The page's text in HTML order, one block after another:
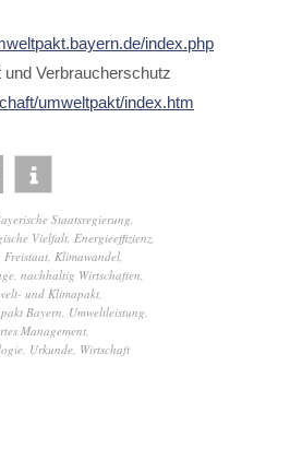
index.php
Verbraucherschutz
umweltpakt/index.htm
Staatsregierung
Vielfalt Energieeffizienz
Freistaat Klimawandel
nachhaltig Wirtschaften
und Klimapakt
Bayern Umweltleistung
Management
Urkunde Wirtschaft